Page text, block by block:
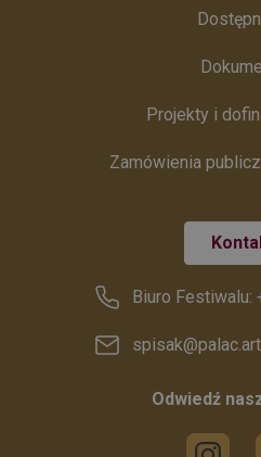
Projekty i
Zamówienia
Biuro Festiwalu:
Odwiedź